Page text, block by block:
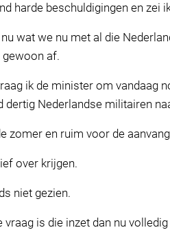
harde beschuldigingen en
wat we nu met al die
gewoon af.
ik de minister om vandaag
dertig Nederlandse militairen
zomer en ruim voor de
over krijgen.
niet gezien.
vraag is die inzet dan nu